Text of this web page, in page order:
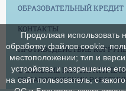
ОБРАЗОВАТЕЛЬНЫЙ КРЕДИТ
КОНТАКТЫ
ПРОТИВОДЕЙСТВИЕ
СНИЖЕНИЕ
ПЕДАГОГИЧЕСКИХ
Продолжая использовать
обработку файлов cookie,
местоположении; тип и
устройства и разрешение
на сайт пользователь; с